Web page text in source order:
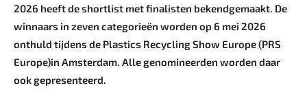
2026 heeft de shortlist met finalisten bekendgemaakt. De
winnaars in zeven categorieën worden op 6 mei 2026
onthuld tijdens de Plastics Recycling Show Europe (PRS
Europe)in Amsterdam. Alle genomineerden worden daar
ook gepresenteerd.